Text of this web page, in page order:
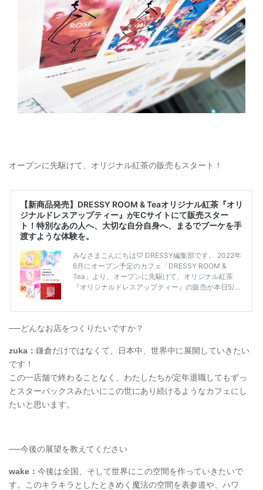
オープンに先駆けて、オリジナル紅茶の販売もスタート！
──どんなお店をつくりたいですか？
zuka： 鎌倉だけではなくて、日本中、世界中に展開していきたい
です！
この一店舗で終わることなく、わたしたちが定年退職してもずっ
とスターバックスみたいにこの世にあり続けるようなカフェにし
たいと思います。
──今後の展望を教えてください
wake： 今後は全国、そして世界にこの空間を作っていきたいで
す。このキラキラとしたときめく魔法の空間を表参道や、ハワ